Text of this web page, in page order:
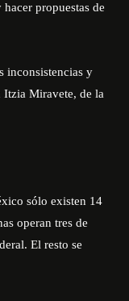
propuestas de
inconsistencias y
Itzia Miravete, de la
sólo existen 14
operan tres de
El resto se